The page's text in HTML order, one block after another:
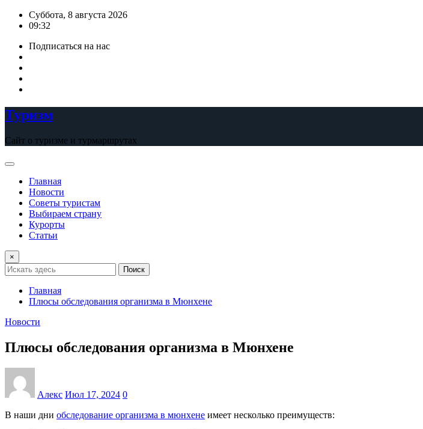
ПерейтиСуббота, 8 августа 2026
09:32
Подписаться на нас
Туризм
Сайт о туризме и турмаршрутах
Главная
Новости
Советы туристам
Выбираем страну
Курорты
Статьи
×
Поиск
Главная
Плюсы обследования организма в Мюнхене
Новости
Плюсы обследования организма в Мюнхене
Алекс Июл 17, 2024 0
В наши дни обследование организма в мюнхене имеет несколько преимуществ: